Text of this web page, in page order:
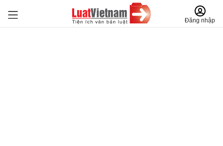
Đăng nhập